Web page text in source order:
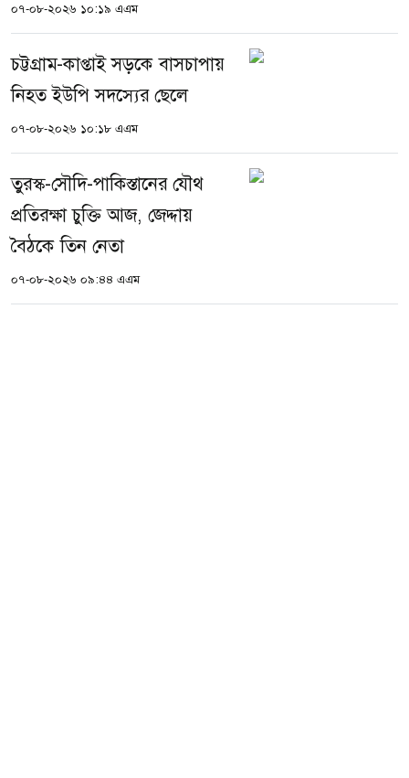
০৭-০৮-২০২৬ ১০:১৯ এএম
চট্টগ্রাম-কাপ্তাই সড়কে বাসচাপায়
নিহত ইউপি সদস্যের ছেলে
০৭-০৮-২০২৬ ১০:১৮ এএম
তুরস্ক-সৌদি-পাকিস্তানের যৌথ
প্রতিরক্ষা চুক্তি আজ, জেদ্দায়
বৈঠকে তিন নেতা
০৭-০৮-২০২৬ ০৯:৪৪ এএম